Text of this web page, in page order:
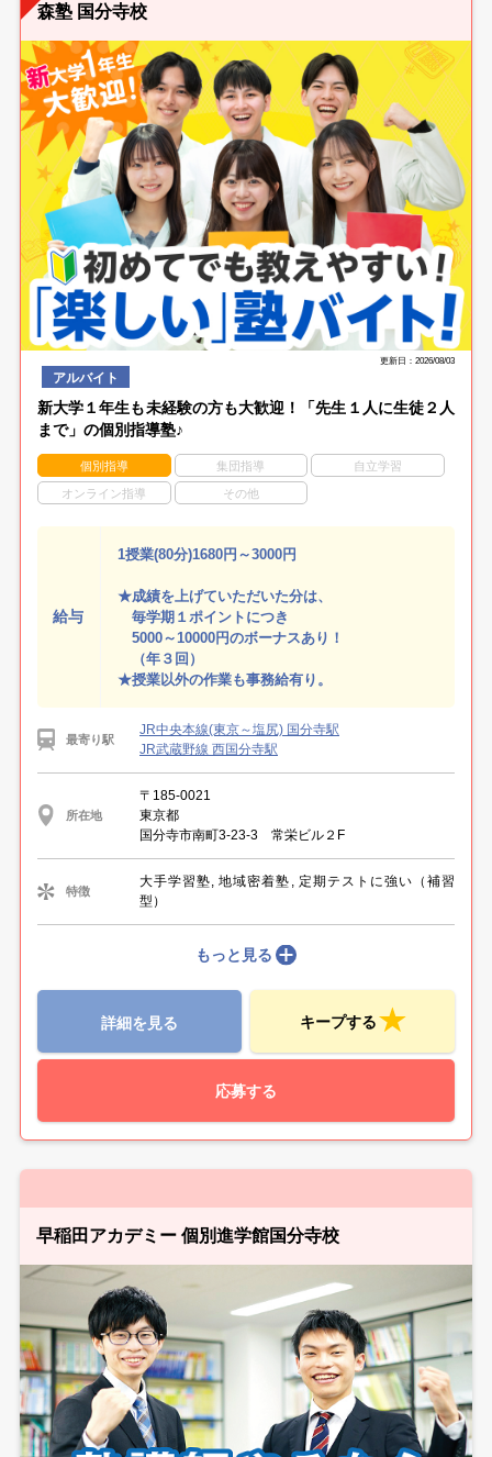
森塾 国分寺校
更新日：2026/08/03
アルバイト
新大学１年生も未経験の方も大歓迎！「先生１人に生徒２人
まで」の個別指導塾♪
個別指導 集団指導 自立学習
オンライン指導 その他
給与
1授業(80分)1680円～3000円
★成績を上げていただいた分は、
毎学期１ポイントにつき
5000～10000円のボーナスあり！
（年３回）
★授業以外の作業も事務給有り。
最寄り駅
JR中央本線(東京～塩尻) 国分寺駅
JR武蔵野線 西国分寺駅
所在地
〒185-0021
東京都
国分寺市南町3-23-3 常栄ビル２F
特徴
大手学習塾, 地域密着塾, 定期テストに強い（補習
型）
もっと見る
詳細を見る キープする
応募する
早稲田アカデミー 個別進学館国分寺校